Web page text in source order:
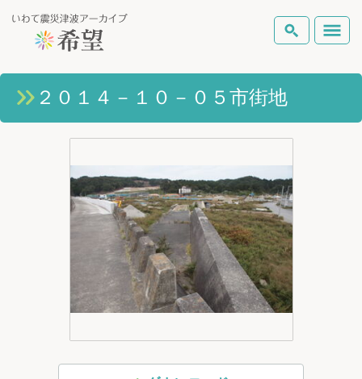
ピックアップコンテンツ
Foreign Laguage
２０１４－１０－０５市街地